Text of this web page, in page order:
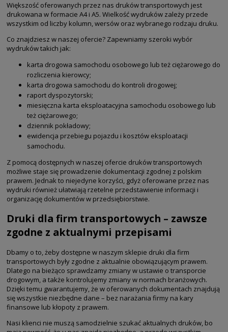
Większość oferowanych przez nas druków transportowych jest
drukowana w formacie A4 i A5. Wielkość wydruków zależy przede
wszystkim od liczby kolumn, wersów oraz wybranego rodzaju druku.
Co znajdziesz w naszej ofercie? Zapewniamy szeroki wybór
wydruków takich jak:
karta drogowa samochodu osobowego lub też ciężarowego do
rozliczenia kierowcy;
karta drogowa samochodu do kontroli drogowej;
raport dyspozytorski;
miesięczna karta eksploatacyjna samochodu osobowego lub
też ciężarowego;
dziennik pokładowy;
ewidencja przebiegu pojazdu i kosztów eksploatacji
samochodu.
Z pomocą dostępnych w naszej ofercie druków transportowych
możliwe staje się prowadzenie dokumentacji zgodnej z polskim
prawem. Jednak to niejedyne korzyści, gdyż oferowane przez nas
wydruki również ułatwiają rzetelne przedstawienie informacji i
organizację dokumentów w przedsiębiorstwie.
Druki dla firm transportowych – zawsze
zgodne z aktualnymi przepisami
Dbamy o to, żeby dostępne w naszym sklepie druki dla firm
transportowych były zgodne z aktualnie obowiązującym prawem.
Dlatego na bieżąco sprawdzamy zmiany w ustawie o transporcie
drogowym, a także kontrolujemy zmiany w normach branżowych.
Dzięki temu gwarantujemy, że w oferowanych dokumentach znajdują
się wszystkie niezbędne dane – bez narażania firmy na kary
finansowe lub kłopoty z prawem.
Nasi klienci nie muszą samodzielnie szukać aktualnych druków, bo